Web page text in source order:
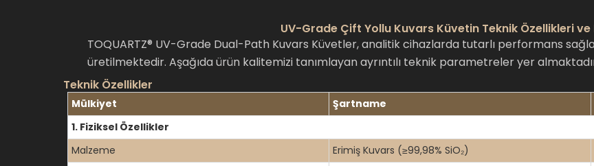
UV-Grade Çift Yollu Kuvars Küvetin Teknik Özellikleri ve
TOQUARTZ® UV-Grade Dual-Path Kuvars Küvetler, analitik cihazlarda tutarlı performans
üretilmektedir. Aşağıda ürün kalitemizi tanımlayan ayrıntılı teknik parametreler yer
Teknik Özellikler
Mülkiyet Şartname
1. Fiziksel Özellikler
Malzeme
Erimiş Kuvars (≥99,98% SiO₂)